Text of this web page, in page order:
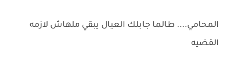
المحامي.... طالما جابلك العيال يبقي ملهاش لازمه
القضيه